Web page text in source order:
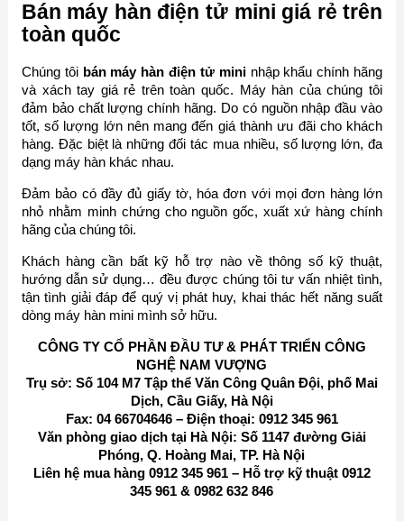
Bán máy hàn điện tử mini giá rẻ trên
toàn quốc
Chúng tôi bán máy hàn điện tử mininhập khẩu chính hãng
và xách tay giá rẻ trên toàn quốc. Máy hàn của chúng tôi
đảm bảo chất lượng chính hãng. Do có nguồn nhập đầu vào
tốt, số lượng lớn nên mang đến giá thành ưu đãi cho khách
hàng. Đặc biệt là những đối tác mua nhiều, số lượng lớn, đa
dạng máy hàn khác nhau.
Đảm bảo có đầy đủ giấy tờ, hóa đơn với mọi đơn hàng lớn
nhỏ nhằm minh chứng cho nguồn gốc, xuất xứ hàng chính
hãng của chúng tôi.
Khách hàng cần bất kỹ hỗ trợ nào về thông số kỹ thuật,
hướng dẫn sử dụng… đều được chúng tôi tư vấn nhiệt tình,
tận tình giải đáp để quý vị phát huy, khai thác hết năng suất
dòng máy hàn mini mình sở hữu.
CÔNG TY CỔ PHẦN ĐẦU TƯ & PHÁT TRIỂN CÔNG
NGHỆ NAM VƯỢNG
Trụ sở: Số 104 M7 Tập thể Văn Công Quân Đội, phố Mai
Dịch, Cầu Giấy, Hà Nội
Fax: 04 66704646 – Điện thoại: 0912 345 961
Văn phòng giao dịch tại Hà Nội: Số 1147 đường Giải
Phóng, Q. Hoàng Mai, TP. Hà Nội
Liên hệ mua hàng 0912 345 961 – Hỗ trợ kỹ thuật 0912
345 961 & 0982 632 846